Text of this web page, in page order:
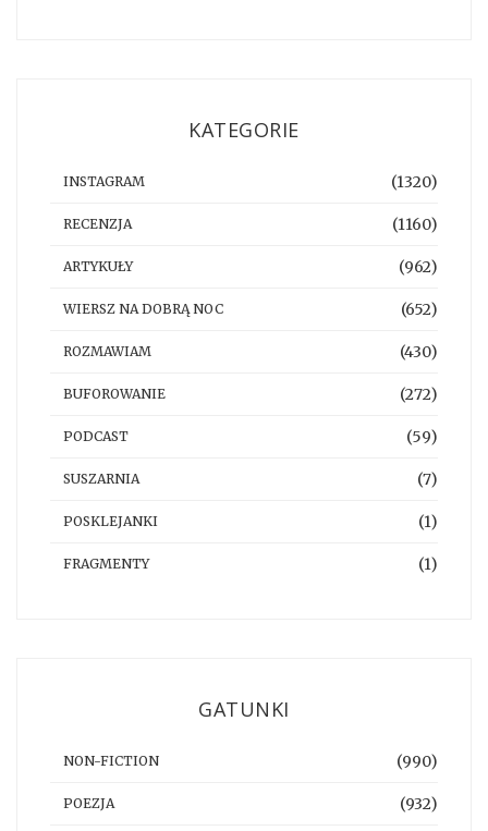
KATEGORIE
INSTAGRAM (1320)
RECENZJA (1160)
ARTYKUŁY (962)
WIERSZ NA DOBRĄ NOC (652)
ROZMAWIAM (430)
BUFOROWANIE (272)
PODCAST (59)
SUSZARNIA (7)
POSKLEJANKI (1)
FRAGMENTY (1)
GATUNKI
NON-FICTION (990)
POEZJA (932)